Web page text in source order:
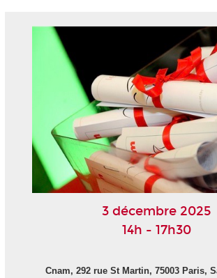
3 décembre 2025
14h - 17h30
Cnam, 292 rue St Martin, 75003 Paris,